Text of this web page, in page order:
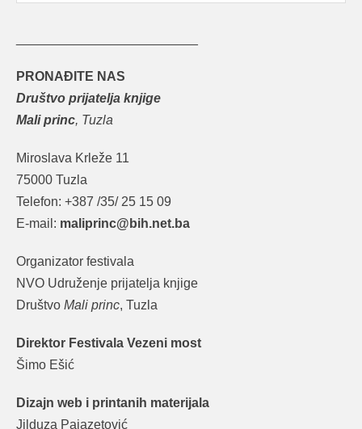
PRONAĐITE NAS
Društvo prijatelja knjige
Mali princ, Tuzla
Miroslava Krleže 11
75000 Tuzla
Telefon: +387 /35/ 25 15 09
E-mail: maliprinc@bih.net.ba
Organizator festivala
NVO Udruženje prijatelja knjige
Društvo Mali princ, Tuzla
Direktor Festivala Vezeni most
Šimo Ešić
Dizajn web i printanih materijala
Jilduza Pajazetović